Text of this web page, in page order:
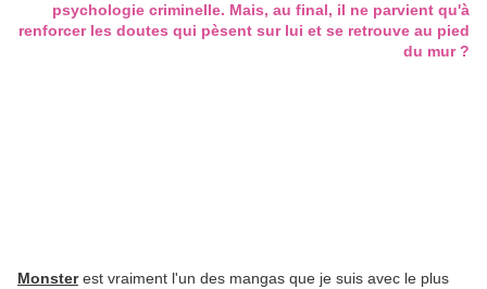
psychologie criminelle. Mais, au final, il ne parvient qu'à
renforcer les doutes qui pèsent sur lui et se retrouve au pied
du mur ?
Monsterest vraiment l'un des mangas que je suis avec le plus